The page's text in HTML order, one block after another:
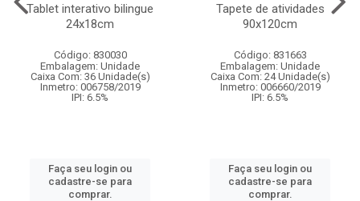
Tablet interativo bilingue
24x18cm
Código: 830030
Embalagem: Unidade
Caixa Com: 36 Unidade(s)
Inmetro: 006758/2019
IPI: 6.5%
Faça seu login ou
cadastre-se para
comprar.
Tapete de atividades
90x120cm
Código: 831663
Embalagem: Unidade
Caixa Com: 24 Unidade(s)
Inmetro: 006660/2019
IPI: 6.5%
Faça seu login ou
cadastre-se para
comprar.